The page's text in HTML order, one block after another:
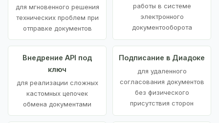
для мгновенного решения
технических проблем при
отправке документов
работы в системе
электронного
документооборота
Внедрение API под
ключ
для реализации сложных
кастомных цепочек
обмена документами
Подписание в Диадоке
для удаленного
согласования документов
без физического
присутствия сторон